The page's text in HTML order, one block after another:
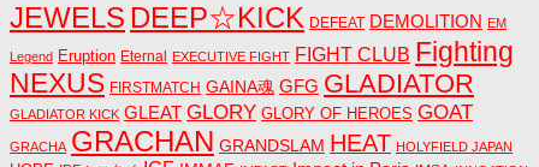
JEWELS DEEP☆KICK DEFEAT DEMOLITION EM
Legend Eruption Eternal EXECUTIVE FIGHT FIGHT CLUB Fighting
NEXUS FIRSTMATCH GAINA魂 GFG GLADIATOR
GLADIATOR KICK GLEAT GLORY GLORY OF HEROES GOAT
GRACHA GRACHAN GRANDSLAM HEAT HOLYFIELD JAPAN